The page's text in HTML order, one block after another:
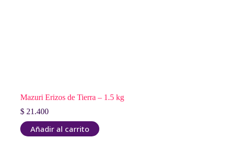
Mazuri Erizos de Tierra – 1.5 kg
$ 21.400
Añadir al carrito